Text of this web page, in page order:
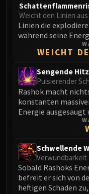
Weicht den Linien aus
Linien die
während seine
WEICHT
Sengende
Pulsierender
Rashok macht
konstanten
Energie ausgesaugt
Schwellende
Verwundbarkeit
Sobald Rashoks
befreit er sich von
heftigen Schaden